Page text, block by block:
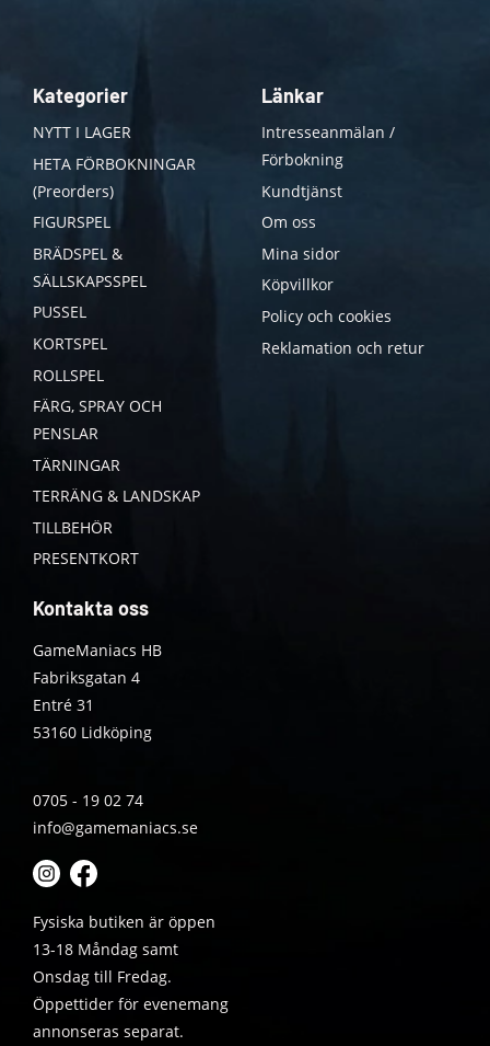
Kategorier
NYTT I LAGER
HETA FÖRBOKNINGAR
(Preorders)
FIGURSPEL
BRÄDSPEL &
SÄLLSKAPSSPEL
PUSSEL
KORTSPEL
ROLLSPEL
FÄRG, SPRAY OCH
PENSLAR
TÄRNINGAR
TERRÄNG & LANDSKAP
TILLBEHÖR
PRESENTKORT
Länkar
Intresseanmälan /
Förbokning
Kundtjänst
Om oss
Mina sidor
Köpvillkor
Policy och cookies
Reklamation och retur
Kontakta oss
GameManiacs HB
Fabriksgatan 4
Entré 31
53160 Lidköping
0705 - 19 02 74
info@gamemaniacs.se
Fysiska butiken är öppen
13-18 Måndag samt
Onsdag till Fredag.
Öppettider för evenemang
annonseras separat.